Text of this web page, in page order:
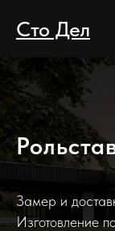
Сто Дел
Замер и
Изготовление